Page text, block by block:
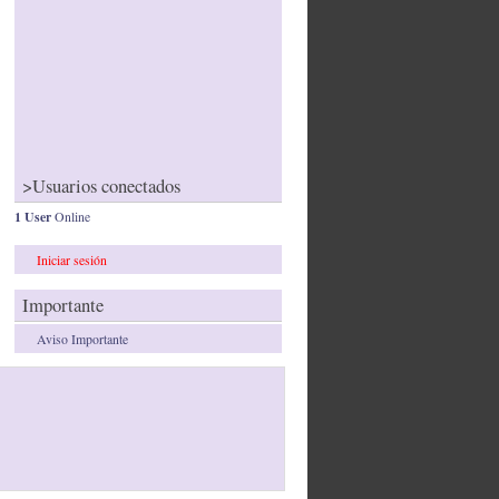
>Usuarios conectados
1 UserOnline
Iniciar sesión
Importante
Aviso Importante